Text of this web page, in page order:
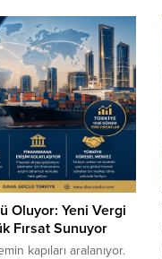
Bu sırada parkta
Oluyor: Yeni Vergi
Fırsat Sunuyor
kapıları aralanıyor.